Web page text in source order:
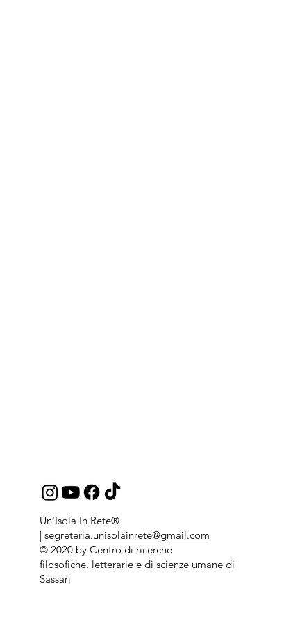
Un'Isola In Rete®
|segreteria.unisolainrete@gmail.com
© 2020 by Centro di ricerche
filosofiche, letterarie e di scienze umane di
Sassari